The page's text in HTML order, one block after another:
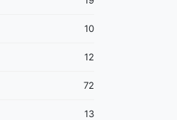
10
12
72
13